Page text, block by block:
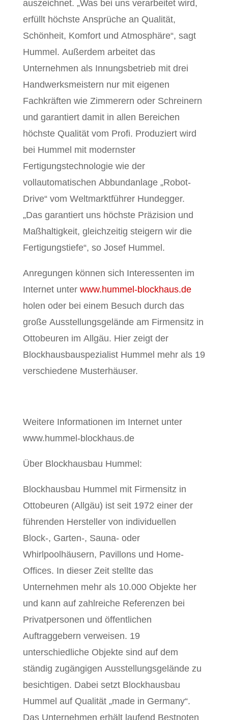
auszeichnet. „Was bei uns verarbeitet wird,
erfüllt höchste Ansprüche an Qualität,
Schönheit, Komfort und Atmosphäre“, sagt
Hummel. Außerdem arbeitet das
Unternehmen als Innungsbetrieb mit drei
Handwerksmeistern nur mit eigenen
Fachkräften wie Zimmerern oder Schreinern
und garantiert damit in allen Bereichen
höchste Qualität vom Profi. Produziert wird
bei Hummel mit modernster
Fertigungstechnologie wie der
vollautomatischen Abbundanlage „Robot-
Drive“ vom Weltmarktführer Hundegger.
„Das garantiert uns höchste Präzision und
Maßhaltigkeit, gleichzeitig steigern wir die
Fertigungstiefe“, so Josef Hummel.
Anregungen können sich Interessenten im
Internet unter www.hummel-blockhaus.de
holen oder bei einem Besuch durch das
große Ausstellungsgelände am Firmensitz in
Ottobeuren im Allgäu. Hier zeigt der
Blockhausbauspezialist Hummel mehr als 19
verschiedene Musterhäuser.
Weitere Informationen im Internet unter
www.hummel-blockhaus.de
Über Blockhausbau Hummel:
Blockhausbau Hummel mit Firmensitz in
Ottobeuren (Allgäu) ist seit 1972 einer der
führenden Hersteller von individuellen
Block-, Garten-, Sauna- oder
Whirlpoolhäusern, Pavillons und Home-
Offices. In dieser Zeit stellte das
Unternehmen mehr als 10.000 Objekte her
und kann auf zahlreiche Referenzen bei
Privatpersonen und öffentlichen
Auftraggebern verweisen. 19
unterschiedliche Objekte sind auf dem
ständig zugängigen Ausstellungsgelände zu
besichtigen. Dabei setzt Blockhausbau
Hummel auf Qualität „made in Germany“.
Das Unternehmen erhält laufend Bestnoten